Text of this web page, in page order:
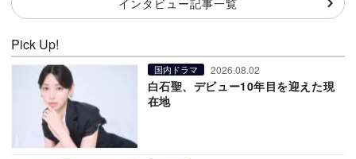
インタビュー記事一覧
Pick Up!
国内ドラマ 2026.08.02
白石聖、デビュー10年目を迎えた現
在地